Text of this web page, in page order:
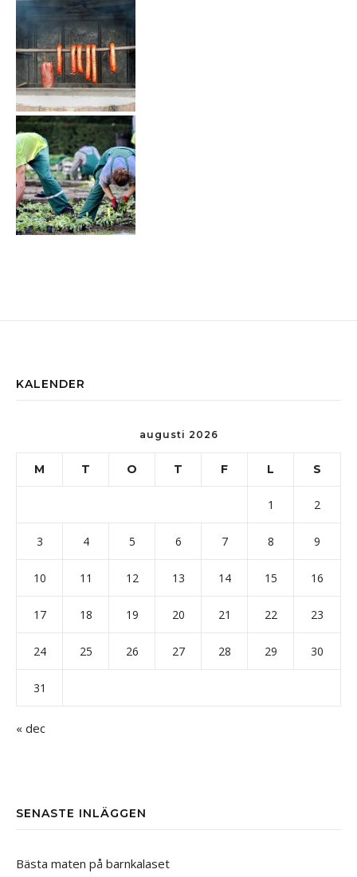
KALENDER
augusti 2026
M T O T F L S
1 2
3 4 5 6 7 8 9
10 11 12 13 14 15 16
17 18 19 20 21 22 23
24 25 26 27 28 29 30
31
« dec
SENASTE INLÄGGEN
Bästa maten på barnkalaset